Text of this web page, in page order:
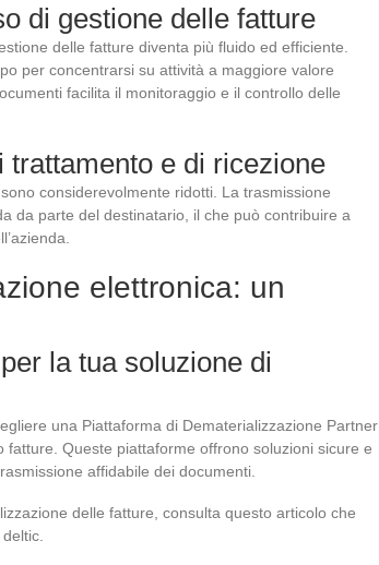
di gestione delle fatture
delle fatture diventa più fluido ed efficiente.
per concentrarsi su attività a maggiore valore
facilita il monitoraggio e il controllo delle
e di ricezione
considerevolmente ridotti. La trasmissione
da parte del destinatario, il che può contribuire a
elettronica: un
la tua soluzione di
una Piattaforma di Dematerializzazione Partner
Queste piattaforme offrono soluzioni sicure e
affidabile dei documenti.
delle fatture, consulta questo articolo che